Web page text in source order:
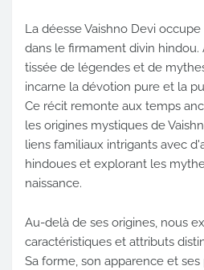
La déesse Vaishno Devi
dans le firmament divin hindou.
tissée de légendes et de
incarne la dévotion pure et la
Ce récit remonte aux temps
les origines mystiques de
liens familiaux intrigants avec
hindoues et explorant les
naissance.
Au-delà de ses origines, nous
caractéristiques et attributs
Sa forme, son apparence et